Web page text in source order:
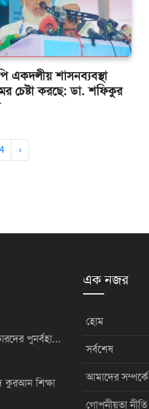
একদলীয় শাসনব্যবস্থা
চেষ্টা করছে: ডা. শফিকুর
›
পুনর্বহা...
কুরআন শিক্ষা
এক নজর
হোম
সর্বশেষ
আমাদের সম্পর্কে
গোপনীয়তা নীতি